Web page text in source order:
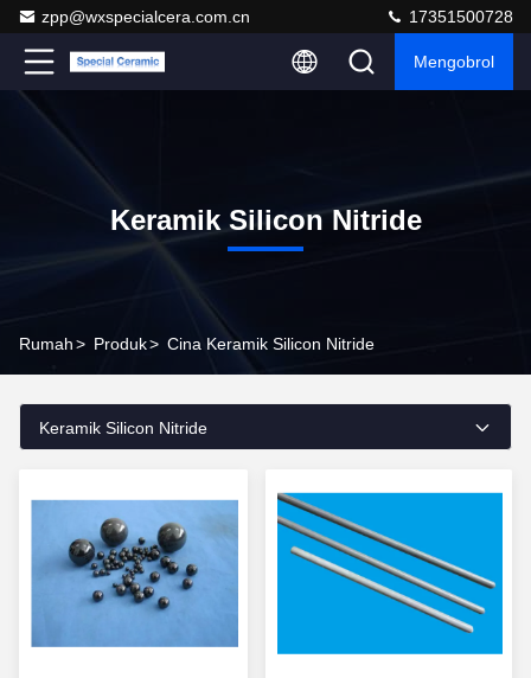
zpp@wxspecialcera.com.cn 17351500728
Mengobrol
Keramik Silicon Nitride
Rumah> Produk> Cina Keramik Silicon Nitride
Keramik Silicon Nitride